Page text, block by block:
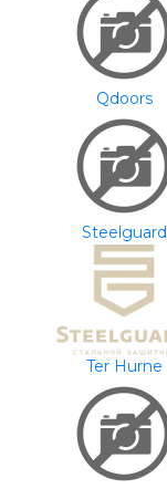
Qdoors
Steelguard
Ter Hurne